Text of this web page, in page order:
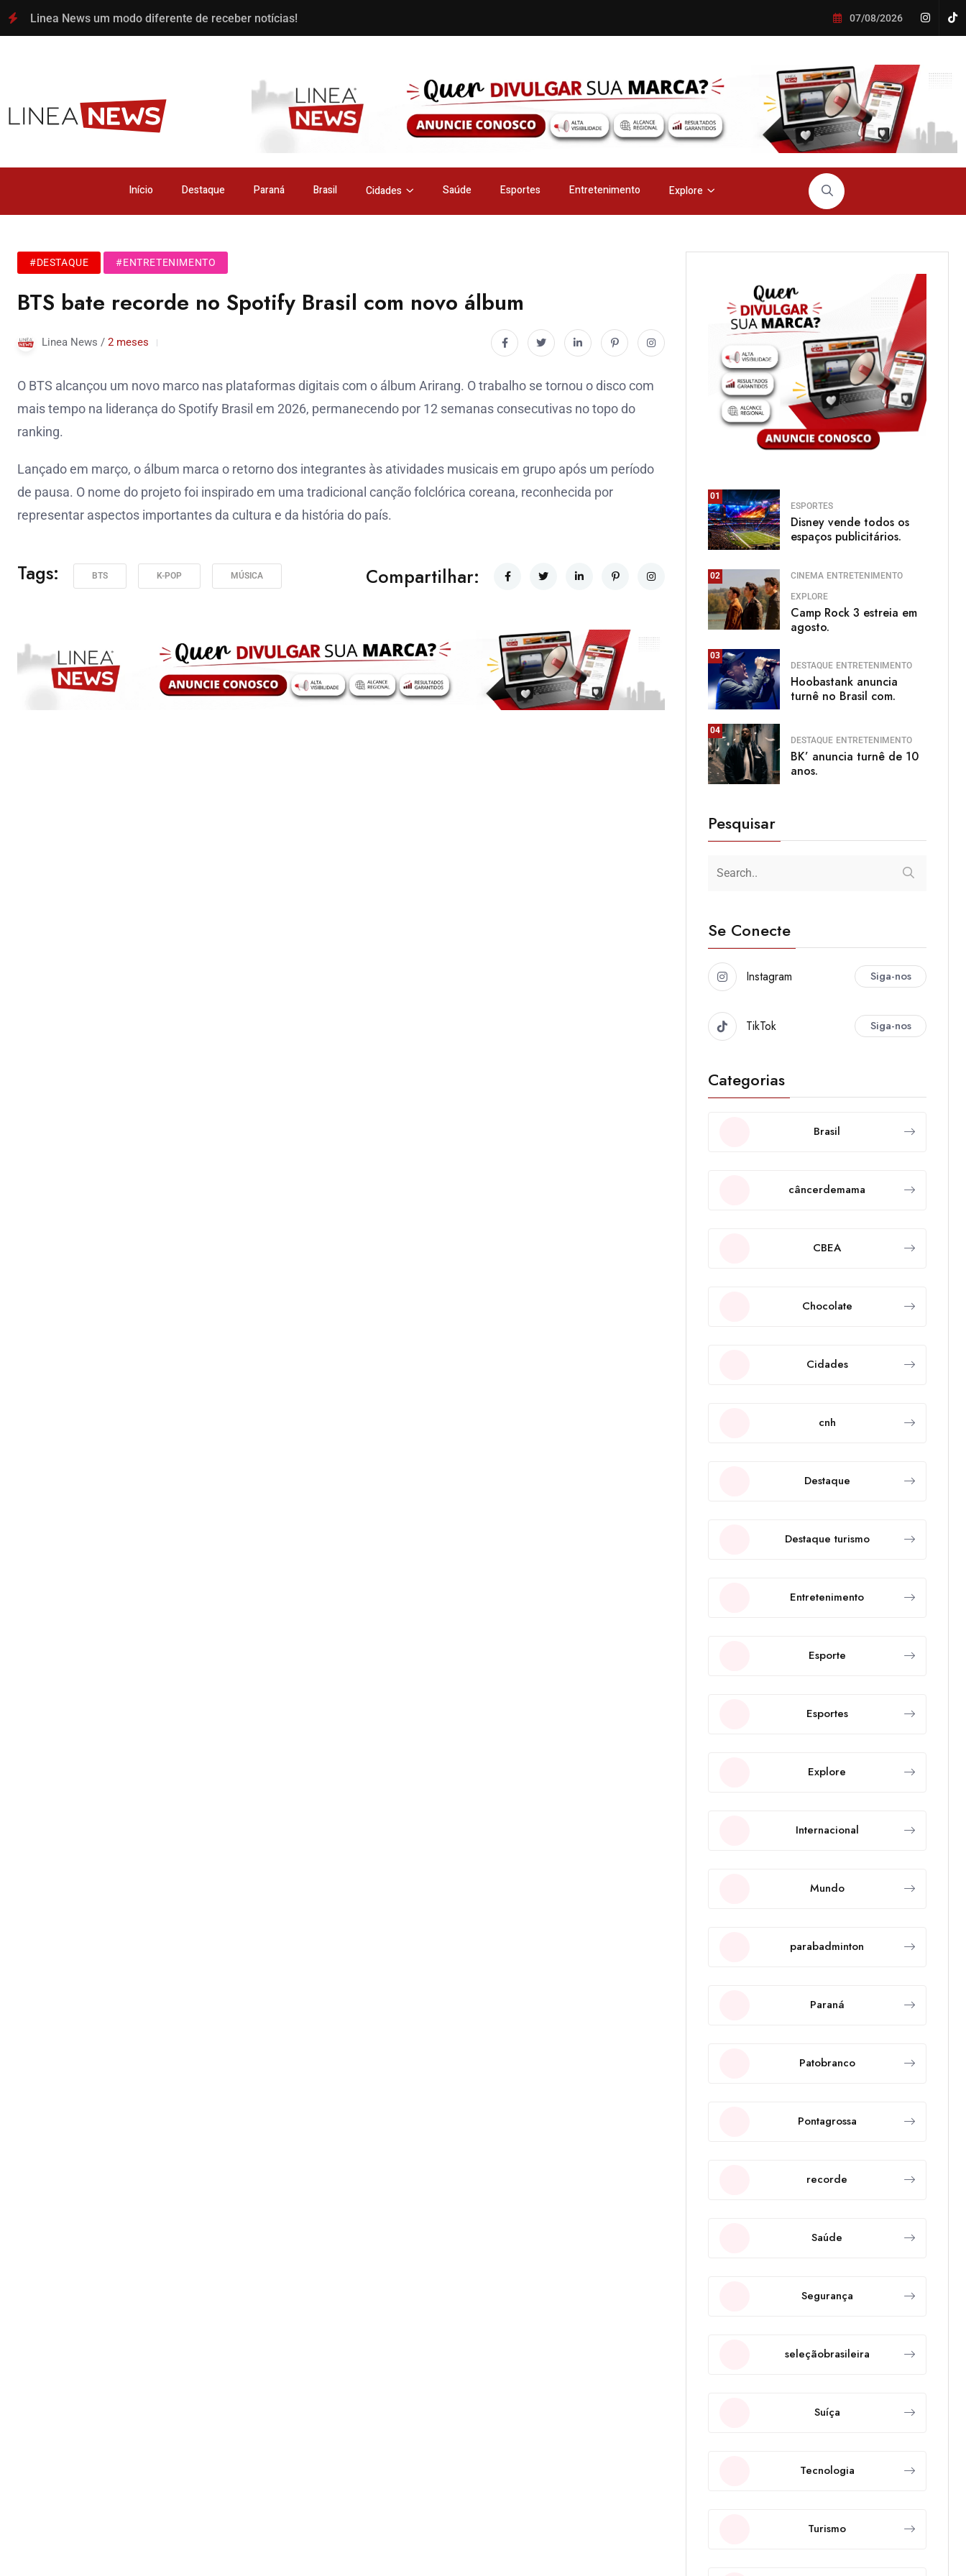
Linea News um modo diferente de receber notícias! 07/08/2026
Início Destaque Paraná Brasil Cidades Saúde Esportes Entretenimento Explore
#DESTAQUE #ENTRETENIMENTO
BTS bate recorde no Spotify Brasil com novo álbum
Linea News / 2 meses
O BTS alcançou um novo marco nas plataformas digitais com o álbum Arirang. O trabalho se tornou o disco com
mais tempo na liderança do Spotify Brasil em 2026, permanecendo por 12 semanas consecutivas no topo do
ranking.
Lançado em março, o álbum marca o retorno dos integrantes às atividades musicais em grupo após um período
de pausa. O nome do projeto foi inspirado em uma tradicional canção folclórica coreana, reconhecida por
representar aspectos importantes da cultura e da história do país.
Tags: BTS K-POP MÚSICA Compartilhar:
01
ESPORTES
Disney vende todos os
espaços publicitários.
02 CINEMA ENTRETENIMENTO
EXPLORE
Camp Rock 3 estreia em
agosto.
03
DESTAQUE ENTRETENIMENTO
Hoobastank anuncia
turnê no Brasil com.
04
DESTAQUE ENTRETENIMENTO
BK’ anuncia turnê de 10
anos.
Pesquisar
Se Conecte
Instagram Siga-nos
TikTok Siga-nos
Categorias
Brasil
câncerdemama
CBEA
Chocolate
Cidades
cnh
Destaque
Destaque turismo
Entretenimento
Esporte
Esportes
Explore
Internacional
Mundo
parabadminton
Paraná
Patobranco
Pontagrossa
recorde
Saúde
Segurança
seleçãobrasileira
Suíça
Tecnologia
Turismo